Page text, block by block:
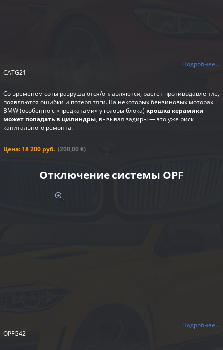
Подробнее...
CATG21
Со временем соты разрушаются/оплавляются, растёт противодавление,
появляются ошибки и потеря тяги. На некоторых бензиновых моторах
BMW (особенно с «предкатами» у головы блока) крошка керамики
может попадать в цилиндры, вызывая задиры — это уже риск
капитального ремонта.
Цена: 18 200 руб. (200,00 €)
Отключение системы OPF
Подробнее...
OPFG42